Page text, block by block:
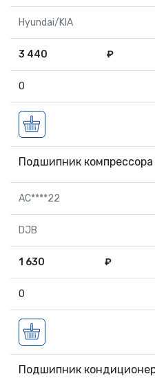
Hyundai/KIA
3 440 ₽
0
Подшипник
AC****22
DJB
1 630 ₽
0
Подшипник